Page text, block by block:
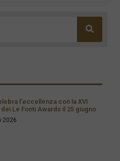
l’eccellenza con la XVI
Le Fonti Awards il 25 giugno
2026